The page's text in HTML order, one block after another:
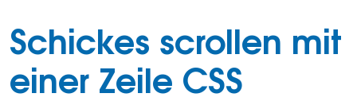
Schickes scrollen mit
einer Zeile CSS